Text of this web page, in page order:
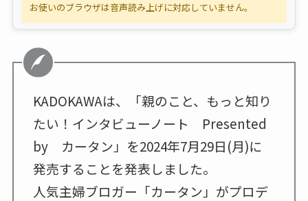
お使いのブラウザは音声読み上げに対応していません。
KADOKAWAは、「親のこと、もっと知り
たい！インタビューノート Presented
by カータン」を2024年7月29日(月)に
発売することを発表しました。
人気主婦ブロガー「カータン」がプロデ